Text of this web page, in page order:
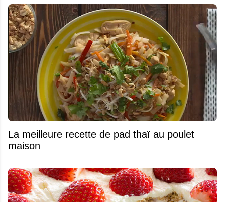
La meilleure recette de pad thaï au poulet
maison